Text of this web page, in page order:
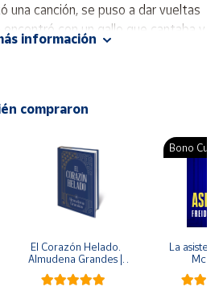
una canción, se puso a dar vueltas
con un gallo que cantaba y
información
compraron
El Corazón Helado.
Almudena Grandes |
Edición especial de
lujo | Libro con sello y
Bono
La